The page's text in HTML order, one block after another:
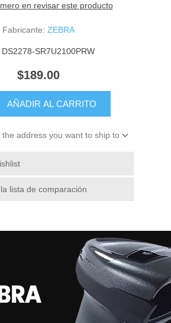
en revisar este producto
Fabricante: ZEBRA
DS2278-SR7U2100PRW
$189.00
AÑADIR AL CARRITO
the address you want to ship to
lista de comparación